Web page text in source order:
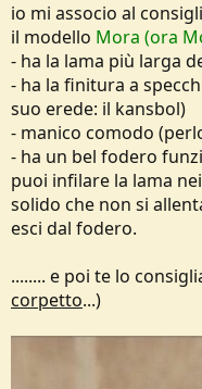
io mi associo al
il modello Mora (ora
- ha la lama più larga
- ha la finitura a
suo erede: il kansbol)
- manico comodo
- ha un bel fodero
puoi infilare la lama
solido che non si
esci dal fodero.
........ e poi te lo
corpetto...)